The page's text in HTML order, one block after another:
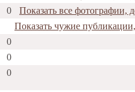
0
Показать все фотографии,
Показать чужие
0
0
0